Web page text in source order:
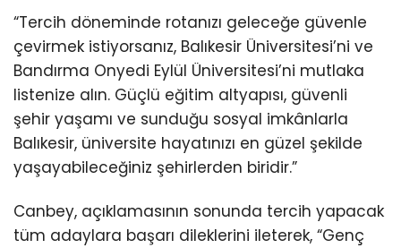
“Tercih döneminde rotanızı geleceğe güvenle
çevirmek istiyorsanız, Balıkesir Üniversitesi’ni ve
Bandırma Onyedi Eylül Üniversitesi’ni mutlaka
listenize alın. Güçlü eğitim altyapısı, güvenli
şehir yaşamı ve sunduğu sosyal imkânlarla
Balıkesir, üniversite hayatınızı en güzel şekilde
yaşayabileceğiniz şehirlerden biridir.”
Canbey, açıklamasının sonunda tercih yapacak
tüm adaylara başarı dileklerini ileterek, “Genç